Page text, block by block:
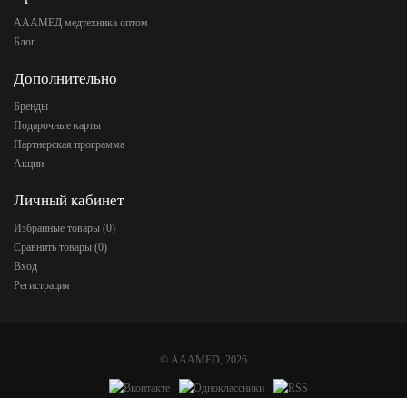
АААМЕД медтехника оптом
Блог
Дополнительно
Бренды
Подарочные карты
Партнерская программа
Акции
Личный кабинет
Избранные товары (0)
Сравнить товары (0)
Вход
Регистрация
© AAAMED, 2026